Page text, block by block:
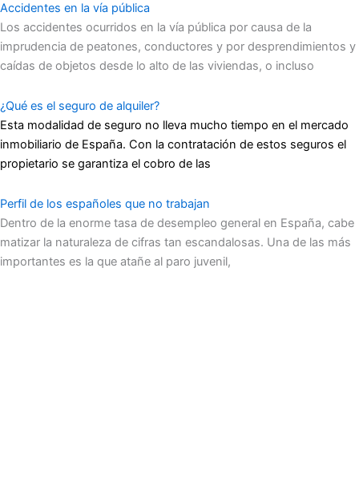
Accidentes en la vía pública
Los accidentes ocurridos en la vía pública por causa de la
imprudencia de peatones, conductores y por desprendimientos y
caídas de objetos desde lo alto de las viviendas, o incluso
¿Qué es el seguro de alquiler?
Esta modalidad de seguro no lleva mucho tiempo en el mercado
inmobiliario de España. Con la contratación de estos seguros el
propietario se garantiza el cobro de las
Perfil de los españoles que no trabajan
Dentro de la enorme tasa de desempleo general en España, cabe
matizar la naturaleza de cifras tan escandalosas. Una de las más
importantes es la que atañe al paro juvenil,